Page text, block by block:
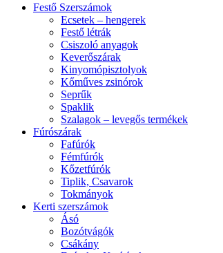
Festő Szerszámok
Ecsetek – hengerek
Festő létrák
Csiszoló anyagok
Keverőszárak
Kinyomópisztolyok
Kőműves zsinórok
Seprűk
Spaklik
Szalagok – levegős termékek
Fúrószárak
Fafúrók
Fémfúrók
Kőzetfúrók
Tiplik, Csavarok
Tokmányok
Kerti szerszámok
Ásó
Bozótvágók
Csákány